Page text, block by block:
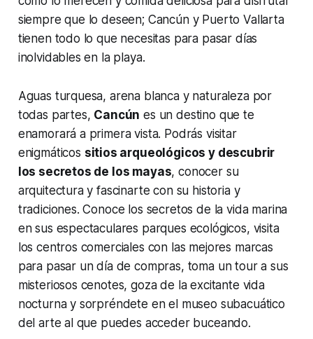
siempre que lo deseen; Cancún y Puerto Vallarta
tienen todo lo que necesitas para pasar días
inolvidables en la playa.
Aguas turquesa, arena blanca y naturaleza por
todas partes, Cancún es un destino que te
enamorará a primera vista. Podrás visitar
enigmáticos sitios arqueológicos y descubrir
los secretos de los mayas, conocer su
arquitectura y fascinarte con su historia y
tradiciones. Conoce los secretos de la vida marina
en sus espectaculares parques ecológicos, visita
los centros comerciales con las mejores marcas
para pasar un día de compras, toma un tour a sus
misteriosos cenotes, goza de la excitante vida
nocturna y sorpréndete en el museo subacuático
del arte al que puedes acceder buceando.